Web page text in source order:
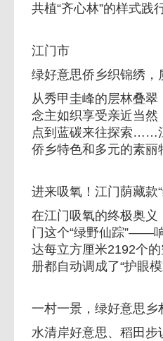
共植“齐心林”的样式践
江门市
绿好意思侨乡织锦绣，
从秀甲圭峰的层林叠
念主如织享受亲近当
点到蓝碳来往探索……
侨乡特色和多元的素
进来吸氧！江门荫藏
在江门吸氧的终极奥义
门这个“绿野仙踪”——
达每立方厘米2192个
册都自动调成了“护眼
一村一景，绿好意思乡
水清岸好意思、稻田